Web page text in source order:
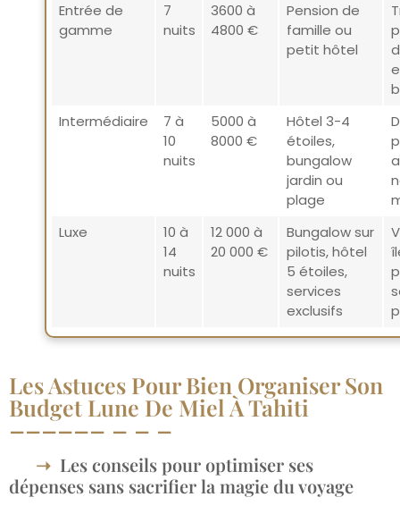
Entrée de
gamme
7
nuits
3600 à
4800 €
Pension de
famille ou
petit hôtel
Intermédiaire
7 à
10
nuits
5000 à
8000 €
Hôtel 3-4
étoiles,
bungalow
jardin ou
plage
Luxe
10 à
14
nuits
12 000 à
20 000 €
Bungalow sur
pilotis, hôtel
5 étoiles,
services
exclusifs
Les Astuces Pour Bien Organiser Son
Budget Lune De Miel À Tahiti
Les conseils pour optimiser ses
dépenses sans sacrifier la magie du voyage